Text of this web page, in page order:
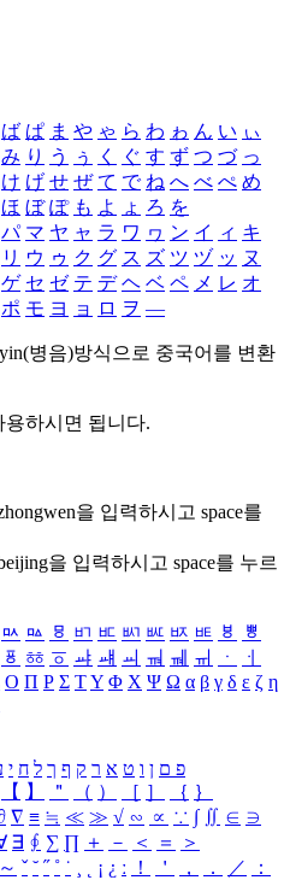
ば ぱ ま や ゃ ら わ ゎ ん い ぃ
み り う ぅ く ぐ す ず つ づ っ
け げ せ ぜ て で ね へ べ ぺ め
ほ ぼ ぽ も よ ょ ろ を
パ マ ヤ ャ ラ ワ ヮ ン イ ィ キ
リ ウ ゥ ク グ ス ズ ツ ヅ ッ ヌ
ゲ セ ゼ テ デ ヘ ベ ペ メ レ オ
ポ モ ヨ ョ ロ ヲ ―
병음)방식으로 중국어를 변환
하시면 됩니다.
을 입력하시고 space를
을 입력하시고 space를 누르
ㅯ ㅰ ㅱ ㅲ ㅳ ㅴ ㅵ ㅶ ㅷ ㅸ
ㅹ
ㆄ ㆅ ㆆ ㆇ ㆈ ㆉ ㆊ ㆋ ㆌ ㆍ
ㆎ
Ο Π Ρ Σ ΤΥ Φ Χ Ψ Ω α β γ δ ε ζ η
פ ם ן ו ט א ר ק ף ך ל ח י
【 】 ＂ （ ） ［ ］ ｛ ｝
∇ ≡ ≒ ≪ ≫ √ ∽ ∝ ∵ ∫ ∬ ∈ ∋
∃ ∮ ∑ ∏ ＋ － ＜ ＝
＞
～ ˇ ˘ ˝ ˚ ˙ ¸ ¡ ¿ ː ！ ＇ ， ． ／
：